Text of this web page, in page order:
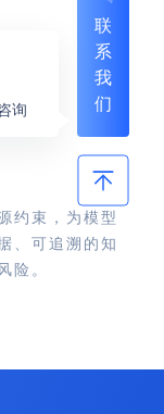
约束，为模型
、可追溯的知
险。
联
系
我
们
询